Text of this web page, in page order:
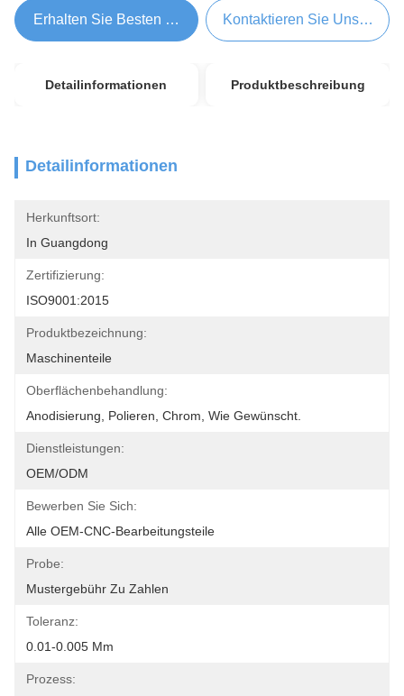
Erhalten Sie Besten Preis Kontaktieren Sie Uns Jetzt
Detailinformationen Produktbeschreibung
Detailinformationen
Herkunftsort:
In Guangdong
Zertifizierung:
ISO9001:2015
Produktbezeichnung:
Maschinenteile
Oberflächenbehandlung:
Anodisierung, Polieren, Chrom, Wie Gewünscht.
Dienstleistungen:
OEM/ODM
Bewerben Sie Sich:
Alle OEM-CNC-Bearbeitungsteile
Probe:
Mustergebühr Zu Zahlen
Toleranz:
0.01-0.005 Mm
Prozess: